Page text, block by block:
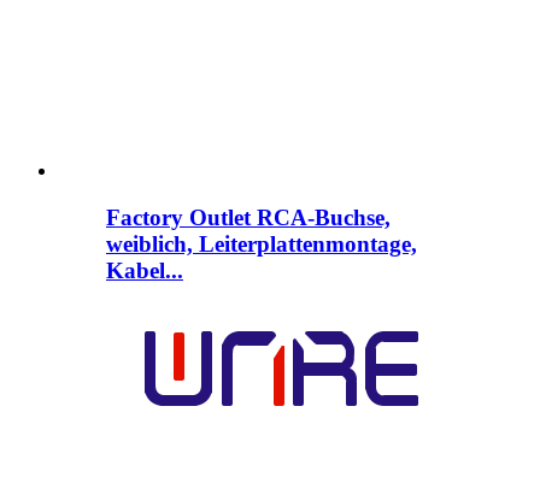
Factory Outlet RCA-Buchse,
weiblich, Leiterplattenmontage,
Kabel...